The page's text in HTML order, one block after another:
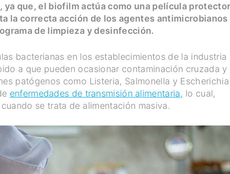
que, el biofilm actúa como una película
la correcta acción de los agentes antimicrobianos
de limpieza y desinfección.
bacterianas en los establecimientos de la industria
a que pueden ocasionar contaminación cruzada y
patógenos como Listeria, Salmonella y Escherichia
enfermedades de transmisión alimentaria, lo cual,
se trata de alimentación masiva.